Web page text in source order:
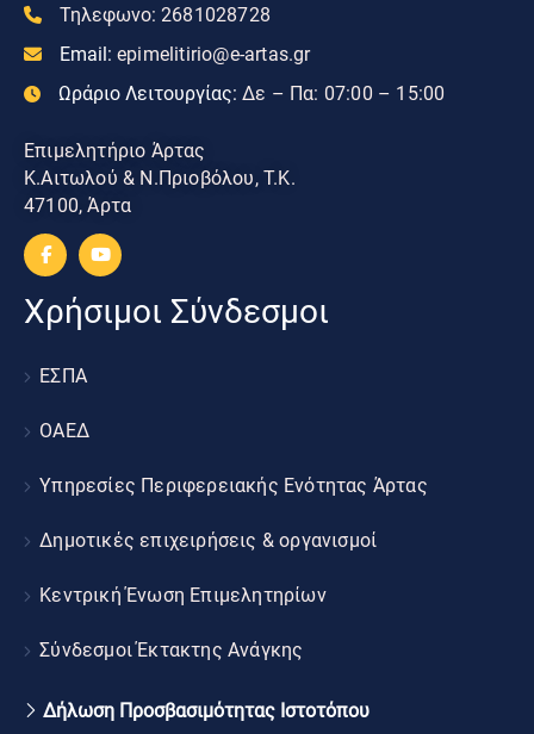
Τηλεφωνο: 2681028728
Email: epimelitirio@e-artas.gr
Ωράριο Λειτουργίας: Δε – Πα: 07:00 – 15:00
Επιμελητήριο Άρτας
Κ.Αιτωλού & Ν.Πριοβόλου, Τ.Κ.
47100, Άρτα
Χρήσιμοι Σύνδεσμοι
ΕΣΠΑ
ΟΑΕΔ
Υπηρεσίες Περιφερειακής Ενότητας Άρτας
Δημοτικές επιχειρήσεις & οργανισμοί
Κεντρική Ένωση Επιμελητηρίων
Σύνδεσμοι Έκτακτης Ανάγκης
Δήλωση Προσβασιμότητας Ιστοτόπου